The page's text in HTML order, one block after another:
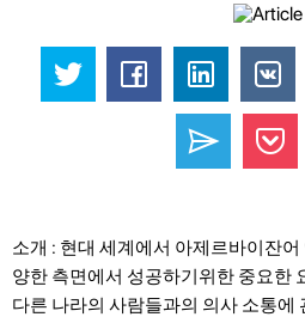
소개 : 현대 세계에서 아제르바이잔
양한 측면에서 성공하기위한 중요한
다른 나라의 사람들과의 의사 소통에